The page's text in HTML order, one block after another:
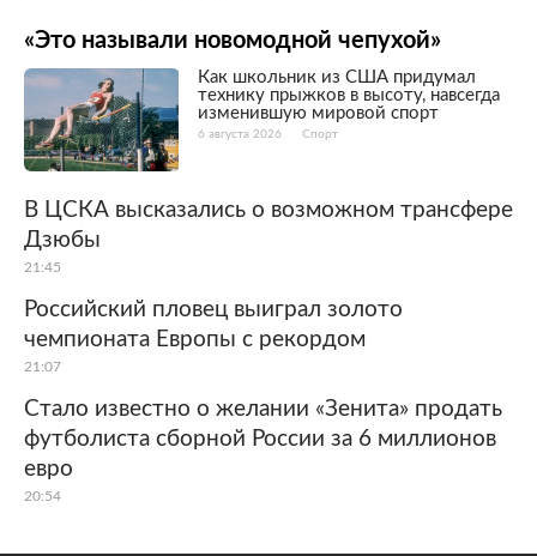
«Это называли новомодной чепухой»
Как школьник из США придумал
технику прыжков в высоту, навсегда
изменившую мировой спорт
6 августа 2026 Спорт
В ЦСКА высказались о возможном трансфере
Дзюбы
21:45
Российский пловец выиграл золото
чемпионата Европы с рекордом
21:07
Стало известно о желании «Зенита» продать
футболиста сборной России за 6 миллионов
евро
20:54